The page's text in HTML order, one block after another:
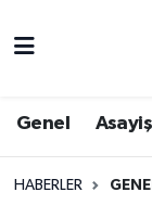
Genel Asayiş
HABERLERAsayiş
Muğla
Muğla